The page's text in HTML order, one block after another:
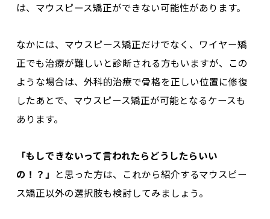
は、マウスピース矯正ができない可能性があります。
なかには、マウスピース矯正だけでなく、ワイヤー矯
正でも治療が難しいと診断される方もいますが、この
ような場合は、外科的治療で骨格を正しい位置に修復
したあとで、マウスピース矯正が可能となるケースも
あります。
「もしできないって言われたらどうしたらいい
の！？」 と思った方は、これから紹介するマウスピー
ス矯正以外の選択肢も検討してみましょう。